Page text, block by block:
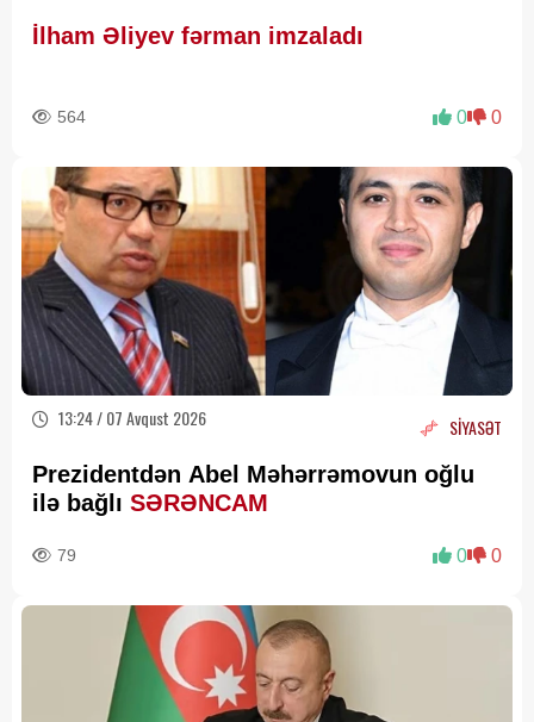
İlham Əliyev fərman imzaladı
564 0 0
13:24 / 07 Avqust 2026 SİYASƏT
Prezidentdən Abel Məhərrəmovun oğlu
ilə bağlı SƏRƏNCAM
79 0 0